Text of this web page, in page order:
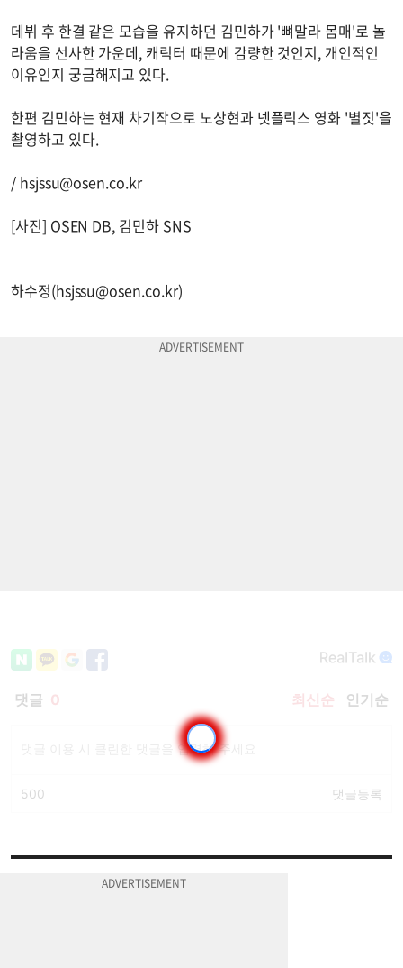
데뷔 후 한결 같은 모습을 유지하던 김민하가 '뼈말라 몸매'로 놀
라움을 선사한 가운데, 캐릭터 때문에 감량한 것인지, 개인적인
이유인지 궁금해지고 있다.
한편 김민하는 현재 차기작으로 노상현과 넷플릭스 영화 '별짓'을
촬영하고 있다.
/ hsjssu@osen.co.kr
[사진] OSEN DB, 김민하 SNS
하수정(hsjssu@osen.co.kr)